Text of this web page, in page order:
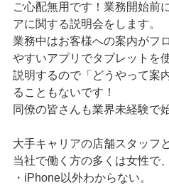
ご心配無用です！業務開始前
アに関する説明会をします。
業務中はお客様への案内がフ
やすいアプリでタブレットを
説明するので「どうやって案
ることもないです！
同僚の皆さんも業界未経験で
大手キャリアの店舗スタッフ
当社で働く方の多くは女性で、
・iPhone以外わからない。